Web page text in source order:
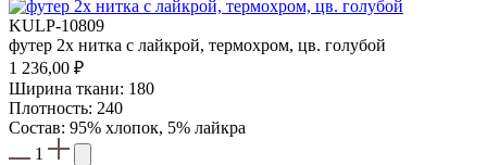
KULP-10809
футер 2х нитка с лайкрой, термохром, цв. голубой
1 236,00 ₽
Ширина ткани: 180
Плотность: 240
Состав: 95% хлопок, 5% лайкра
1